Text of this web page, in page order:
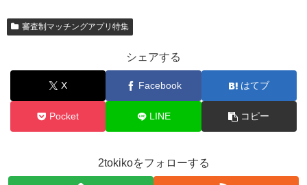
審査制マッチングアプリ特集
シェアする
X Facebook はてブ
Pocket LINE コピー
2tokikoをフォローする